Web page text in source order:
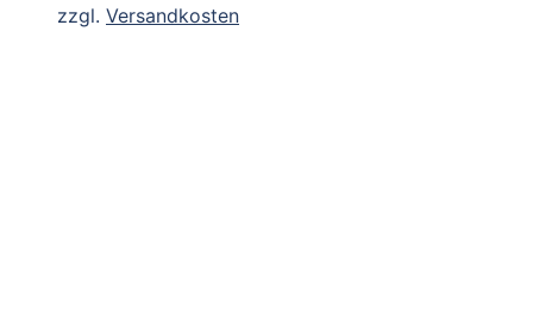
zzgl. Versandkosten